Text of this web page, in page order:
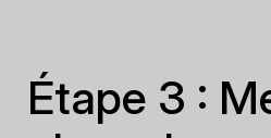
Étape 3 :